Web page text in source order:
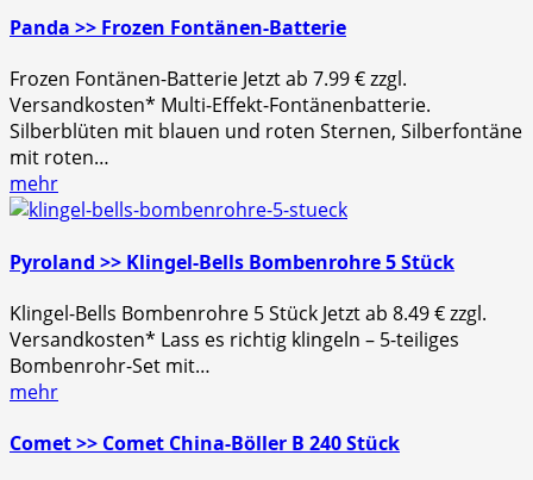
Panda >> Frozen Fontänen-Batterie
Frozen Fontänen-Batterie Jetzt ab 7.99 € zzgl.
Versandkosten* Multi-Effekt-Fontänenbatterie.
Silberblüten mit blauen und roten Sternen, Silberfontäne
mit roten…
mehr
Pyroland >> Klingel-Bells Bombenrohre 5 Stück
Klingel-Bells Bombenrohre 5 Stück Jetzt ab 8.49 € zzgl.
Versandkosten* Lass es richtig klingeln – 5-teiliges
Bombenrohr-Set mit…
mehr
Comet >> Comet China-Böller B 240 Stück